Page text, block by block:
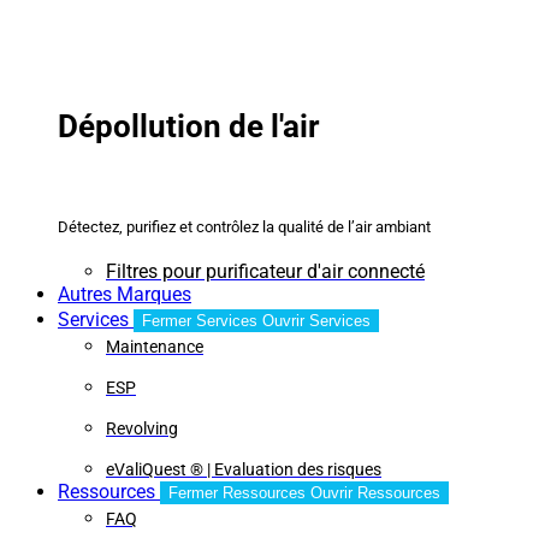
Dépollution de l'air
Détectez, purifiez et contrôlez la qualité de l’air ambiant
Filtres pour purificateur d'air connecté
Autres Marques
Services
Fermer Services Ouvrir Services
Maintenance
ESP
Revolving
eValiQuest ® | Evaluation des risques
Ressources Fermer Ressources Ouvrir Ressources
FAQ